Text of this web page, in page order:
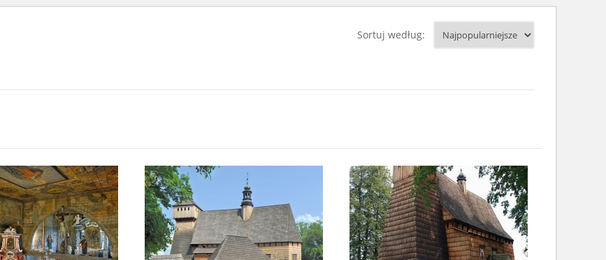
Sortuj według: